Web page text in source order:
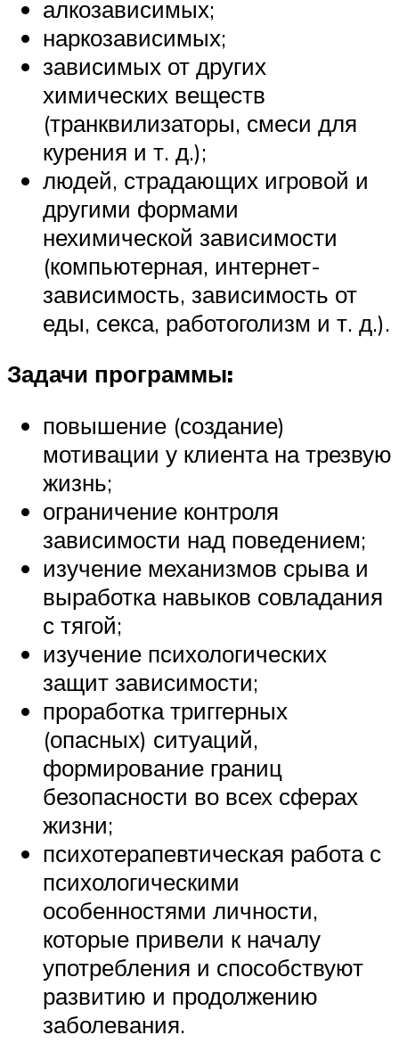
алкозависимых;
наркозависимых;
зависимых от других
химических веществ
(транквилизаторы, смеси для
курения и т. д.);
людей, страдающих игровой и
другими формами
нехимической зависимости
(компьютерная, интернет-
зависимость, зависимость от
еды, секса, работоголизм и т. д.).
Задачи программы:
повышение (создание)
мотивации у клиента на трезвую
жизнь;
ограничение контроля
зависимости над поведением;
изучение механизмов срыва и
выработка навыков совладания
с тягой;
изучение психологических
защит зависимости;
проработка триггерных
(опасных) ситуаций,
формирование границ
безопасности во всех сферах
жизни;
психотерапевтическая работа с
психологическими
особенностями личности,
которые привели к началу
употребления и способствуют
развитию и продолжению
заболевания.